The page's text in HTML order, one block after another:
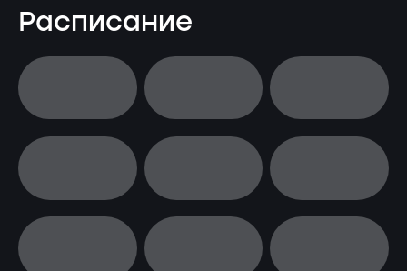
Расписание